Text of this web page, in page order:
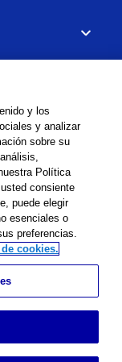
y Condiciones
Mapa del sitio
Información legal
y los
y analizar
sobre su
Política
consiente
puede elegir
esenciales o
preferencias.
cookies.